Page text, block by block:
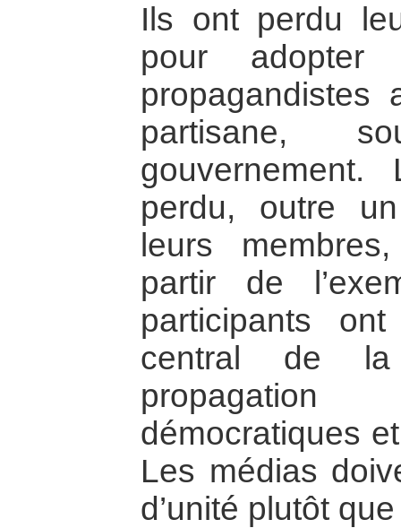
Ils ont perdu
pour adopter
propagandistes
partisane,
perdu, outre
leurs
partir de
participants
central de
démocratiques
Les médias
d’unité plutôt